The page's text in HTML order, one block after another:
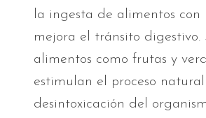
la ingesta de alimentos
mejora el tránsito digestivo.
alimentos como frutas y
estimulan el proceso
desintoxicación del